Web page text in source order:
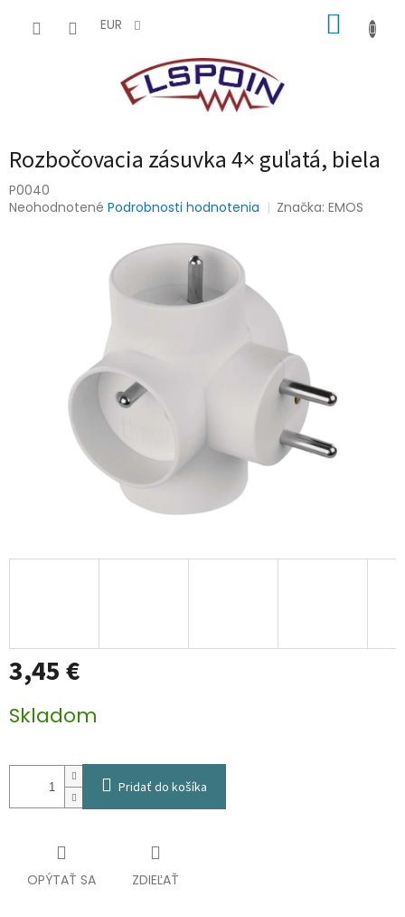
EUR
Rozbočovacia zásuvka 4× guľatá, biela
P0040
Priemerné
Neohodnotené Podrobnosti hodnotenia Značka:EMOS
3,45 €
cena:
Skladom
Pridať do košíka
OPÝTAŤ SA ZDIEĽAŤ